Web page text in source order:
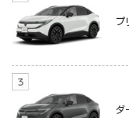
プ
ダ